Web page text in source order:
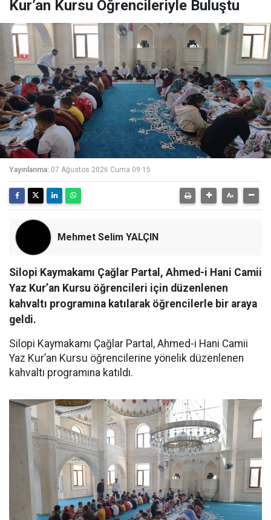
Kur’an Kursu Öğrencileriyle Buluştu
Yayınlanma: 07 Ağustos 2026 Cuma 09:15
Mehmet Selim YALÇIN
Silopi Kaymakamı Çağlar Partal, Ahmed-i Hani Camii
Yaz Kur’an Kursu öğrencileri için düzenlenen
kahvaltı programına katılarak öğrencilerle bir araya
geldi.
Silopi Kaymakamı Çağlar Partal, Ahmed-i Hani Camii
Yaz Kur’an Kursu öğrencilerine yönelik düzenlenen
kahvaltı programına katıldı.